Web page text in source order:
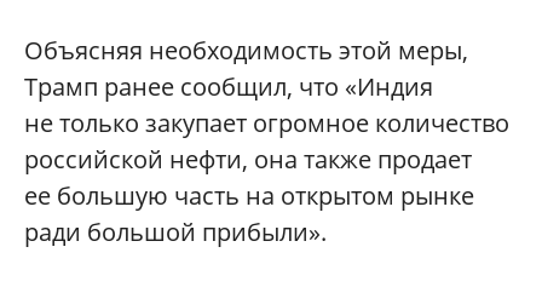
Объясняя необходимость этой меры,
Трамп ранее сообщил, что «Индия
не только закупает огромное количество
российской нефти, она также продает
ее большую часть на открытом рынке
ради большой прибыли».